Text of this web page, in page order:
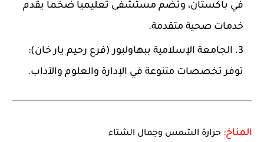
في باكستان، وتضم مستشفى تعليمياً ضخماً يقدم
خدمات صحية متقدمة.
الجامعة الإسلامية ببهاولبور (فرع رحيم يار خان):
توفر تخصصات متنوعة في الإدارة والعلوم والآداب.
المناخ: حرارة الشمس وجمال الشتاء